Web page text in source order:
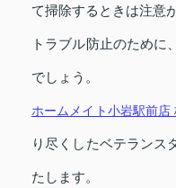
て掃除するときは注意
トラブル防止のために
でしょう。
ホームメイト小岩駅前店
り尽くしたベテランス
たします。